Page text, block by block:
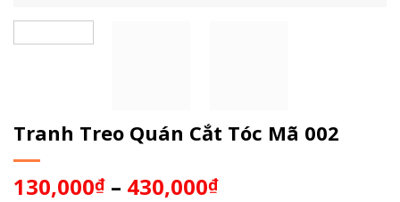
Tranh Treo Quán Cắt Tóc Mã 002
130,000₫ – 430,000₫